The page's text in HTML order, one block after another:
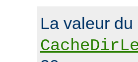
La valeur